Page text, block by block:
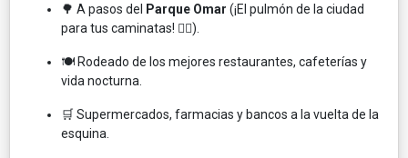
🌳 A pasos del Parque Omar (¡El pulmón de la ciudad
para tus caminatas! 🏃‍♂️).
🍽️ Rodeado de los mejores restaurantes, cafeterías y
vida nocturna.
🛒 Supermercados, farmacias y bancos a la vuelta de la
esquina.